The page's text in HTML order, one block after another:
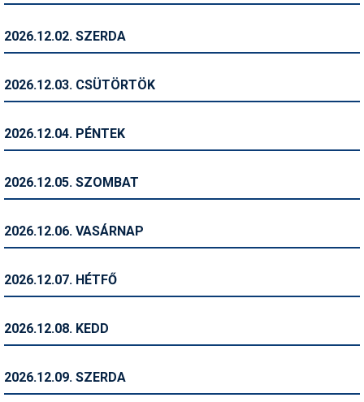
Ingatlan
Kerékpár
Magazinok
Pályázatok
2026.12.02. SZERDA
2026.12.03. CSÜTÖRTÖK
2026.12.04. PÉNTEK
2026.12.05. SZOMBAT
2026.12.06. VASÁRNAP
2026.12.07. HÉTFŐ
2026.12.08. KEDD
2026.12.09. SZERDA